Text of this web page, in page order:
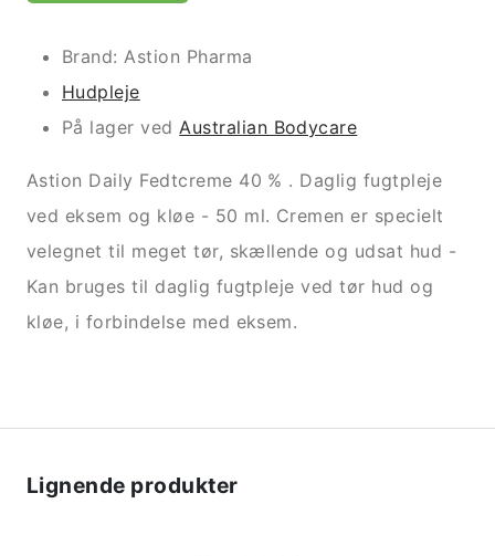
Brand: Astion Pharma
Hudpleje
På lager vedAustralian Bodycare
Astion Daily Fedtcreme 40 % . Daglig fugtpleje
ved eksem og kløe - 50 ml. Cremen er specielt
velegnet til meget tør, skællende og udsat hud -
Kan bruges til daglig fugtpleje ved tør hud og
kløe, i forbindelse med eksem.
Lignende produkter